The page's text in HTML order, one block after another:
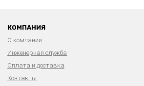
КОМПАНИЯ
О компании
Инженерная служба
Оплата и доставка
Контакты